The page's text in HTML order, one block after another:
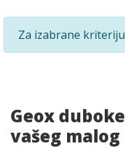
Za izabrane
Geox
vašeg